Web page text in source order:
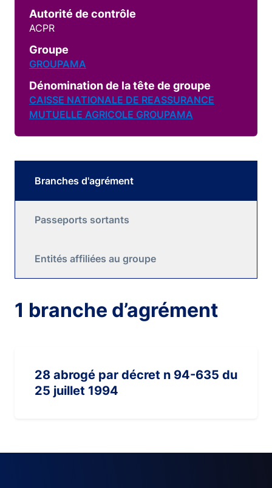
Autorité de contrôle
ACPR
Groupe
GROUPAMA
Dénomination de la tête de groupe
CAISSE NATIONALE DE REASSURANCE
MUTUELLE AGRICOLE GROUPAMA
Branches d'agrément
Passeports sortants
Entités affiliées au groupe
1 branche d’agrément
28 abrogé par décret n 94-635 du
25 juillet 1994